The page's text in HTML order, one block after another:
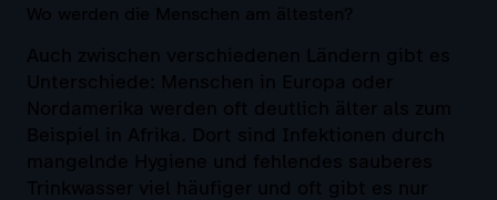
Wo werden die Menschen am ältesten?
Auch zwischen verschiedenen Ländern gibt es
Unterschiede: Menschen in Europa oder
Nordamerika werden oft deutlich älter als zum
Beispiel in Afrika. Dort sind Infektionen durch
mangelnde Hygiene und fehlendes sauberes
Trinkwasser viel häufiger und oft gibt es nur